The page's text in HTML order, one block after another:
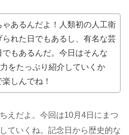
ゃあるんだよ！人類初の人工衛
られた日でもあるし、有名な芸
もあるんだ。今日はそんな
をたっぷり紹介していくか
しんでね！
えだよ。今回は10月4日にまつ
ていくね。記念日から歴史的な